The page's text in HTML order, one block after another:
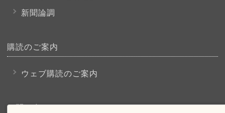
新聞論調
購読のご案内
ウェブ購読のご案内
お問い合わせ